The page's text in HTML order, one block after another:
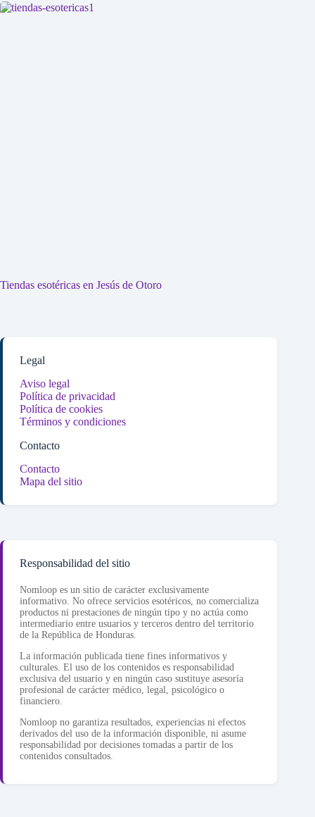
Tiendas esotéricas en Jesús de Otoro
Legal
Aviso legal
Política de privacidad
Política de cookies
Términos y condiciones
Contacto
Contacto
Mapa del sitio
Responsabilidad del sitio
Nomloop es un sitio de carácter exclusivamente
informativo. No ofrece servicios esotéricos, no comercializa
productos ni prestaciones de ningún tipo y no actúa como
intermediario entre usuarios y terceros dentro del territorio
de la República de Honduras.
La información publicada tiene fines informativos y
culturales. El uso de los contenidos es responsabilidad
exclusiva del usuario y en ningún caso sustituye asesoría
profesional de carácter médico, legal, psicológico o
financiero.
Nomloop no garantiza resultados, experiencias ni efectos
derivados del uso de la información disponible, ni asume
responsabilidad por decisiones tomadas a partir de los
contenidos consultados.